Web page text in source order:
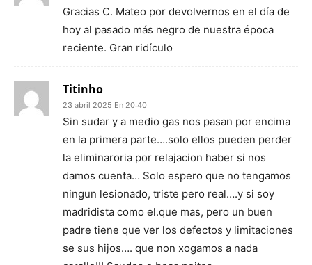
Gracias C. Mateo por devolvernos en el día de
hoy al pasado más negro de nuestra época
reciente. Gran ridículo
Titinho
23 abril 2025 En 20:40
Sin sudar y a medio gas nos pasan por encima
en la primera parte….solo ellos pueden perder
la eliminaroria por relajacion haber si nos
damos cuenta… Solo espero que no tengamos
ningun lesionado, triste pero real….y si soy
madridista como el.que mas, pero un buen
padre tiene que ver los defectos y limitaciones
se sus hijos…. que non xogamos a nada